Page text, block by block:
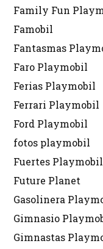
Family Fun
Famobil
Fantasmas
Faro Playmobil
Ferias Playmobil
Ferrari Playmobil
Ford Playmobil
fotos playmobil
Fuertes Playmobil
Future Planet
Gasolinera
Gimnasio
Gimnastas